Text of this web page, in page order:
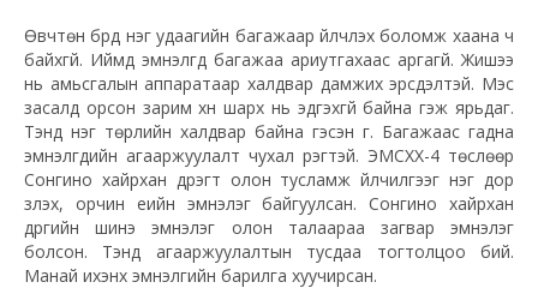
Өвчтөн бүрд нэг удаагийн багажаар үйлчлэх боломж хаана ч
байхгүй. Иймд эмнэлгүүд багажаа ариутгахаас аргагүй. Жишээ
нь амьсгалын аппаратаар халдвар дамжих эрсдэлтэй. Мэс
засалд орсон зарим хүн шарх нь эдгэхгүй байна гэж ярьдаг.
Тэнд нэг төрлийн халдвар байна гэсэн үг. Багажаас гадна
эмнэлгүүдийн агааржуулалт чухал үүрэгтэй. ЭМСХХ-4 төслөөр
Сонгино хайрхан дүүрэгт олон тусламж үйлчилгээг нэг дор
үзүүлэх, орчин үеийн эмнэлэг байгуулсан. Сонгино хайрхан
дүүргийн шинэ эмнэлэг олон талаараа загвар эмнэлэг
болсон. Тэнд агааржуулалтын тусдаа тогтолцоо бий.
Манай ихэнх эмнэлгийн барилга хуучирсан.